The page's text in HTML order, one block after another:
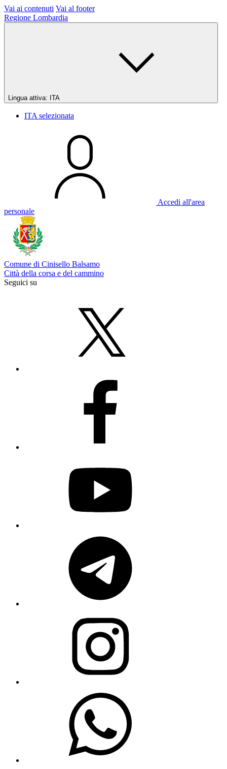
Vai ai contenuti Vai al footer
Regione Lombardia
Lingua attiva: ITA
ITA selezionata
Accedi all'area
personale
Comune di Cinisello Balsamo
Città della corsa e del cammino
Seguici su